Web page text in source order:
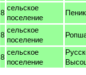
8
сельское
поселение
8
сельское
поселение
8
сельское
поселение